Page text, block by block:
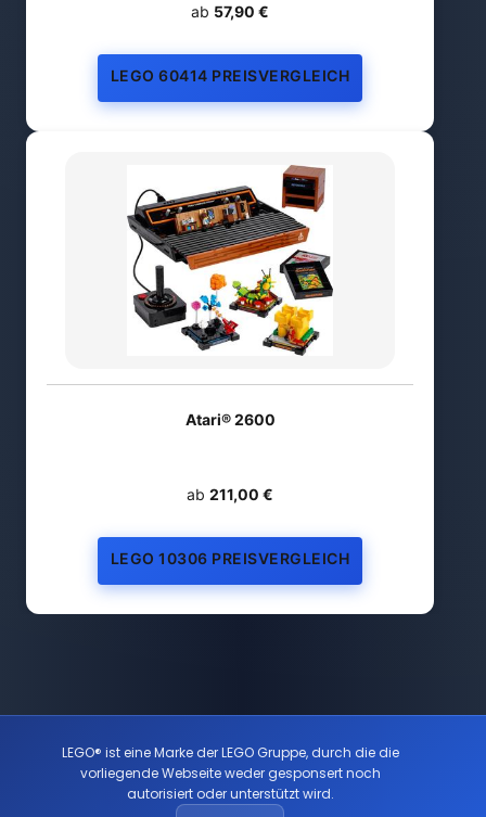
ab 57,90 €
LEGO 60414 PREISVERGLEICH
Atari® 2600
ab 211,00 €
LEGO 10306 PREISVERGLEICH
LEGO® ist eine Marke der LEGO Gruppe, durch die die
vorliegende Webseite weder gesponsert noch
autorisiert oder unterstützt wird.